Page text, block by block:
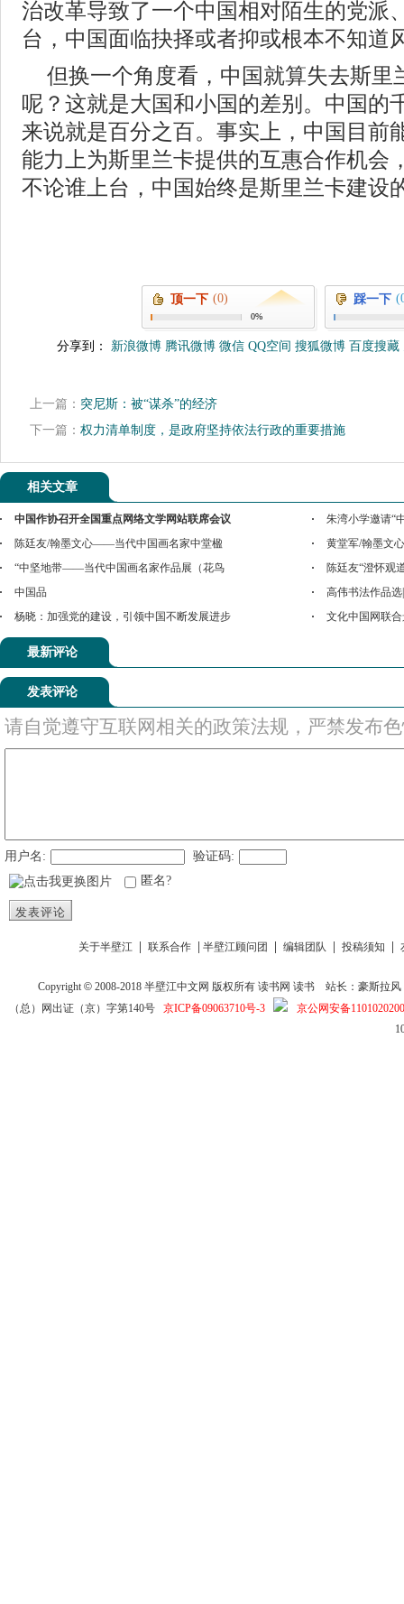
治改革导致了一个中国相对陌生的党派
台，中国面临抉择或者抑或根本不知道
但换一个角度看，中国就算失去斯里
呢？这就是大国和小国的差别。中国的
来说就是百分之百。事实上，中国目前
能力上为斯里兰卡提供的互惠合作机会
不论谁上台，中国始终是斯里兰卡建设
顶一下 (0)
0%
踩一下
分享到： 新浪微博 腾讯微博 微信 QQ空间 搜狐微博 百度搜藏
上一篇： 突尼斯：被“谋杀”的经济
下一篇： 权力清单制度，是政府坚持依法行政的重要措施
相关文章
中国作协召开全国重点网络文学网站联席会议
朱湾小学邀请“
陈廷友/翰墨文心——当代中国画名家中堂楹
黄堂军/翰墨文
“中坚地带——当代中国画名家作品展（花鸟
陈廷友“澄怀观
中国品
高伟书法作品
杨晓：加强党的建设，引领中国不断发展进步
文化中国网联
最新评论
发表评论
请自觉遵守互联网相关的政策法规，严禁发布
用户名:
验证码:
匿名?
发表评论
关于半壁江 联系合作 半壁江顾问团 编辑团队 投稿须知
Copyright © 2008-2018半壁江中文网 版权所有读书网 读书
站长：豪斯拉风
（总）网出证（京）字第140号 京ICP备09063710号-3
京公网安备